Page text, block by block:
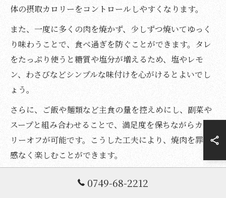
体の摂取カロリーをコントロールしやすくなります。
また、一度に多くの肉を焼かず、少しずつ焼いてゆっく
り味わうことで、食べ過ぎを防ぐことができます。タレ
をたっぷり使うと糖質や塩分が増えるため、塩やレモ
ン、わさびなどシンプルな味付けを心がけるとよいでし
ょう。
さらに、ご飯や麺類など主食の量を控えめにし、副菜や
スープと組み合わせることで、満足度を保ちながらカロ
リーオフが可能です。こうした工夫により、焼肉を罪悪
感なく楽しむことができます。
健康志向で注目される焼肉の新メニュー
0749-68-2212